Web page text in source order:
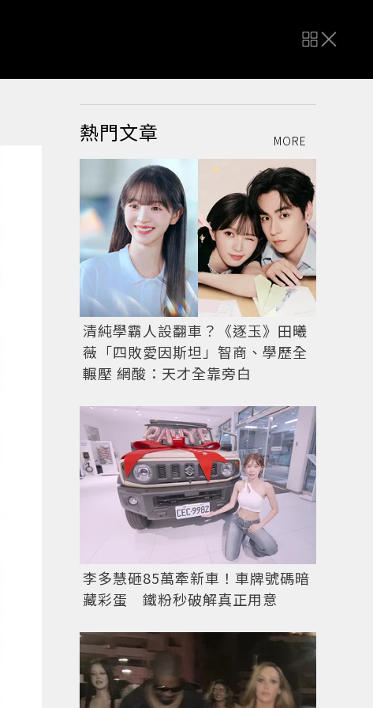
熱門文章 MORE
清純學霸人設翻車？《逐玉》田曦
薇「四敗愛因斯坦」智商、學歷全
輾壓 網酸：天才全靠旁白
李多慧砸85萬牽新車！車牌號碼暗
藏彩蛋 鐵粉秒破解真正用意